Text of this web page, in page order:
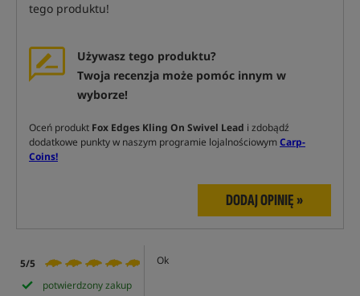
tego produktu!
Używasz tego produktu?
Twoja recenzja może pomóc innym w
wyborze!
Oceń produkt Fox Edges Kling On Swivel Lead i zdobądź
dodatkowe punkty w naszym programie lojalnościowymCarp-
Coins!
DODAJ OPINIĘ »
5/5
potwierdzony zakup
Ok